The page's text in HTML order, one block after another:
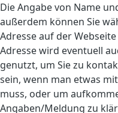
Die Angabe von Name
außerdem können Sie
Adresse auf der
Adresse wird eventuell
genutzt, um Sie zu
sein, wenn man etwas
muss, oder um
Angaben/Meldung zu